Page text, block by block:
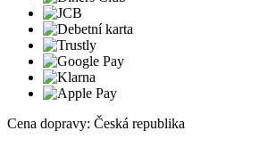
Cena dopravy: Česká republika